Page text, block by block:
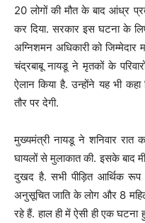
20 लोगों की मौत के बाद आंध्र
कर दिया. सरकार इस घटना के
अग्निशमन अधिकारी को
चंद्रबाबू नायडू ने मृतकों के
ऐलान किया है. उन्होंने यह भी
तौर पर देगी.
मुख्यमंत्री नायडू ने शनिवार रात
घायलों से मुलाकात की. इसके बाद
दुखद है. सभी पीड़ित आर्थिक
अनुसूचित जाति के लोग और 8
रहे हैं. हाल ही में ऐसी ही एक